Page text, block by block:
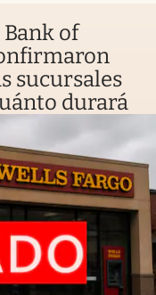
of
sucursales
durará